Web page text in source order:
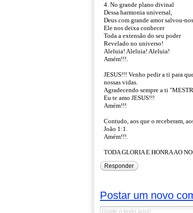
4. No grande plano divinal
Dessa harmonia universal,
Deus com grande amor salvou-
Ele nos deixa conhecer
Toda a extensão do seu poder
Revelado no universo!
Aleluia! Aleluia! Aleluia!
Amém!!!.
JESUS!!! Venho pedir a ti para
nossas vidas.
Agradecendo sempre a ti
Eu te amo JESUS!!!
Amém!!!
Contudo, aos que o receberam,
João 1:1.
Amém!!!.
TODA GLORIA E HONRA AO
Responder
Postar um novo